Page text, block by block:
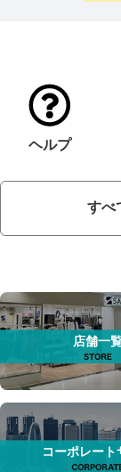
ヘルプ
すべ
店舗一
コーポレート